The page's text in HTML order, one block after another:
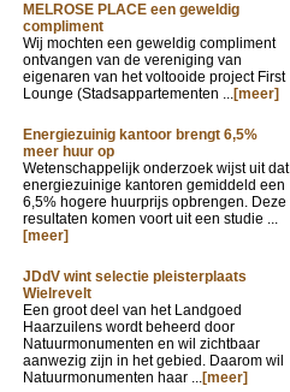
MELROSE PLACE een geweldig
compliment
Wij mochten een geweldig compliment
ontvangen van de vereniging van
eigenaren van het voltooide project First
Lounge (Stadsappartementen ...[meer]
Energiezuinig kantoor brengt 6,5%
meer huur op
Wetenschappelijk onderzoek wijst uit dat
energiezuinige kantoren gemiddeld een
6,5% hogere huurprijs opbrengen. Deze
resultaten komen voort uit een studie ...
[meer]
JDdV wint selectie pleisterplaats
Wielrevelt
Een groot deel van het Landgoed
Haarzuilens wordt beheerd door
Natuurmonumenten en wil zichtbaar
aanwezig zijn in het gebied. Daarom wil
Natuurmonumenten haar ...[meer]